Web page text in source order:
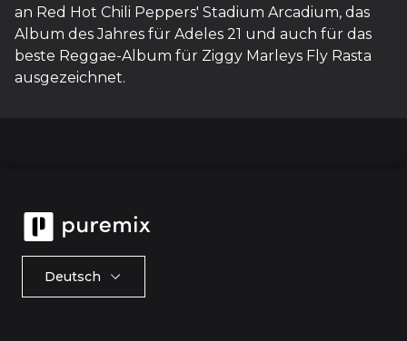
an Red Hot Chili Peppers' Stadium Arcadium, das
Album des Jahres für Adeles 21 und auch für das
beste Reggae-Album für Ziggy Marleys Fly Rasta
ausgezeichnet.
Deutsch